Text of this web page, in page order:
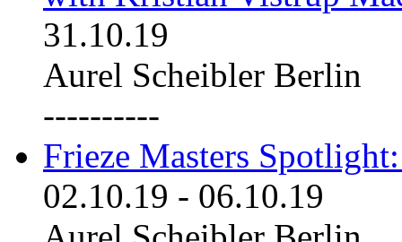
31.10.19
Aurel Scheibler Berlin
----------
Frieze Masters
02.10.19 - 06.10.19